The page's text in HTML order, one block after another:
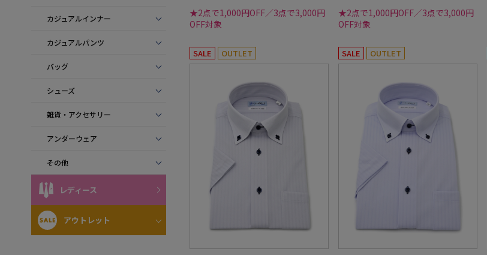
カジュアルインナー
カジュアルパンツ
バッグ
シューズ
雑貨・アクセサリー
アンダーウェア
その他
レディース
アウトレット
★2点で1,000円OFF／3点で3,000円
OFF対象
★2点で1,000円OFF／3点で3,000円
OFF対象
SALE OUTLET SALE OUTLET